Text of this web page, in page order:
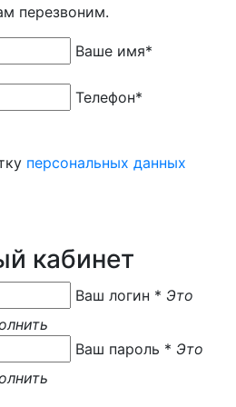
перезвоним.
Ваше имя*
Телефон*
персональных данных
кабинет
Ваш логин * Это
Ваш пароль * Это